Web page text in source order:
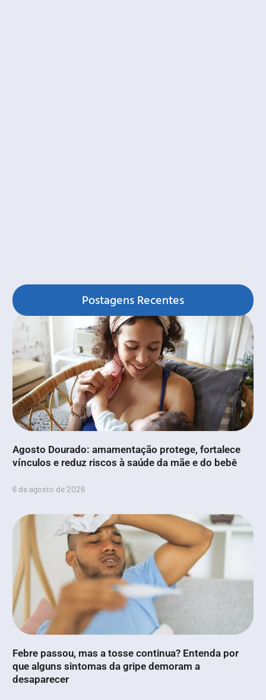
Postagens Recentes
Agosto Dourado: amamentação protege, fortalece
vínculos e reduz riscos à saúde da mãe e do bebê
6 de agosto de 2026
Febre passou, mas a tosse continua? Entenda por
que alguns sintomas da gripe demoram a
desaparecer